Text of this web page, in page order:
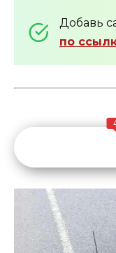
Добавь
по